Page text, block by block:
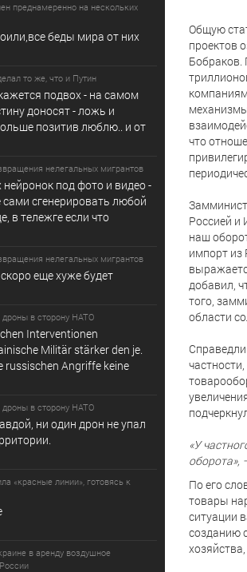
преднамеренно на нескольких
беды мира от них
то же, что и Путин
подвох - на самом
доносят - ложь и
позитив люблю.. и от
нелегальных мигрантов
под фото и видео -
сгенерировать любой
в т­ележг­е е­сл­и ч­то
нелегальных мигрантов
еще хуже будет
дроны в сторону НАТО
Interventionen
Militär stärker den je.
russischen Angriffe keine
дроны в сторону НАТО
ни один дрон не упал
«красные линии», готовясь к
в аренду воздушное
Общую
проектов
Бобраков.
что
Россией и
наш
импорт из
добавил,
того,
области
«У
оборота»,
По его
товары
ситуации
созданию